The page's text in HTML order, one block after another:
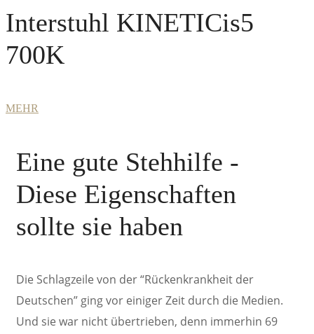
Interstuhl KINETICis5
700K
MEHR
Eine gute Stehhilfe -
Diese Eigenschaften
sollte sie haben
Die Schlagzeile von der “Rückenkrankheit der
Deutschen” ging vor einiger Zeit durch die Medien.
Und sie war nicht übertrieben, denn immerhin 69